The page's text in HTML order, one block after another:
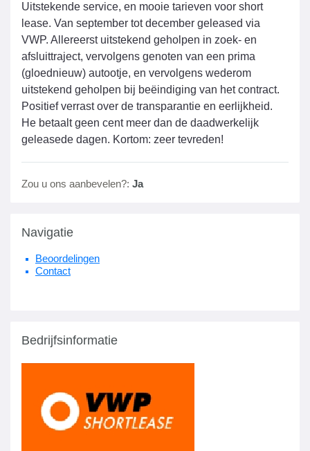
Uitstekende service, en mooie tarieven voor short
lease. Van september tot december geleased via
VWP. Allereerst uitstekend geholpen in zoek- en
afsluittraject, vervolgens genoten van een prima
(gloednieuw) autootje, en vervolgens wederom
uitstekend geholpen bij beëindiging van het contract.
Positief verrast over de transparantie en eerlijkheid.
He betaalt geen cent meer dan de daadwerkelijk
geleasede dagen. Kortom: zeer tevreden!
Zou u ons aanbevelen?: Ja
Navigatie
Beoordelingen
Contact
Bedrijfsinformatie